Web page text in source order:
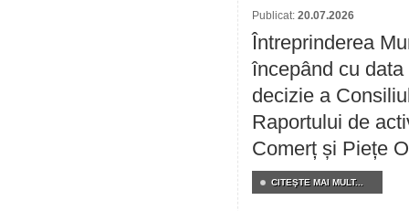
Publicat: 20.07.2026
Întreprinderea
începând cu
decizie a
Raportului de
Comerț și Piețe
CITEŞTE MAI MULT...